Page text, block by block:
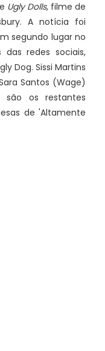
Ugly Dolls, filme de
A notícia foi
segundo lugar no
das redes sociais,
Dog. Sissi Martins
Santos (Wage)
são os restantes
de 'Altamente